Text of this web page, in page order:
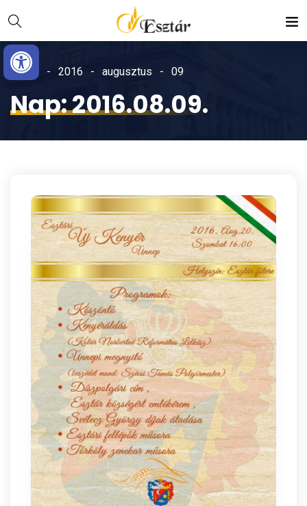
Eszköztár megnyitása
Content
navigációhoz
Home
2016 augusztus 09
Nap:2016.08.09.